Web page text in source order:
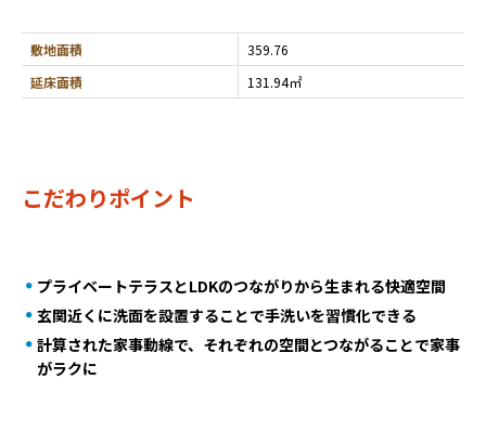
敷地面積
359.76
延床面積
131.94㎡
こだわりポイント
プライベートテラスとLDKのつながりから生まれる快適空間
玄関近くに洗面を設置することで手洗いを習慣化できる
計算された家事動線で、それぞれの空間とつながることで家事
がラクに